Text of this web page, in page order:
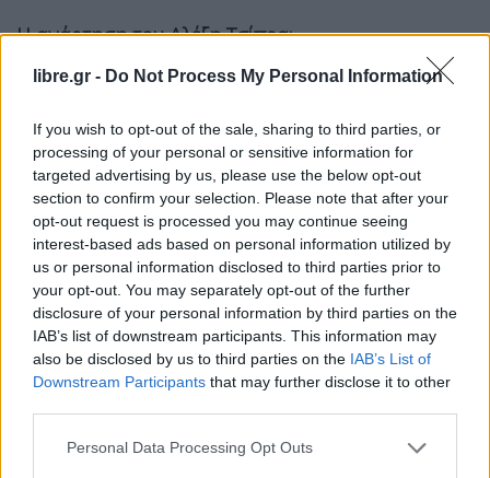
libre.gr - Do Not Process My Personal Information
If you wish to opt-out of the sale, sharing to third parties, or
processing of your personal or sensitive information for
targeted advertising by us, please use the below opt-out
section to confirm your selection. Please note that after your
opt-out request is processed you may continue seeing
interest-based ads based on personal information utilized by
us or personal information disclosed to third parties prior to
your opt-out. You may separately opt-out of the further
disclosure of your personal information by third parties on the
IAB’s list of downstream participants. This information may
also be disclosed by us to third parties on the IAB’s List of
Downstream Participants that may further disclose it to other
Personal Data Processing Opt Outs
Η ανάρτηση του Αλέξη Τσίπρα:
Έπεσε χθες στα χέρια μου το νέο βιβλίο της
την αποκάλυψη του μεγαλύτερου σκανδάλου της
Μεταπολίτευσης, του σκανδάλου των υποκλοπών.
Είναι ένα βιβλίο που δεν σε αφήνει να το
αφήσεις, τουλάχιστον όχι πριν διαβάσεις και τις
160 σελίδες του μέσα σε ένα βράδυ.
Το «Ρεπορτάζ» είναι αποκαλυπτικό για το πώς δρα
ένα ολόκληρο οικοσύστημα επιχειρηματιών και
στελεχών μυστικών υπηρεσιών μέσα στους
κρατικούς μηχανισμούς, αλλά ταυτόχρονα είναι
και ενδεικτικό της κοινωνικής προσφοράς που
μπορεί να προσφέρει η δημοσιογραφική έρευνα